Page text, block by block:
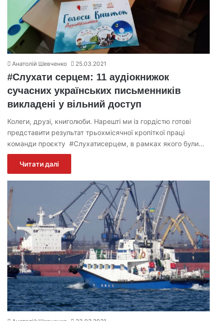
Анатолій Шевченко 25.03.2021
#Слухати серцем: 11 аудіокнижок
сучасних українських письменників
викладені у вільний доступ
Колеги, друзі, книголюби. Нарешті ми із гордістю готові
представити результат трьохмісячної кропіткої праці
команди проєкту #Слухатисерцем, в рамках якого були…
Читати далі